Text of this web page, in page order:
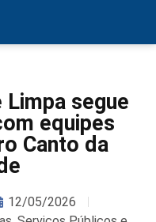
Limpa segue
equipes
Canto da
12/05/2026